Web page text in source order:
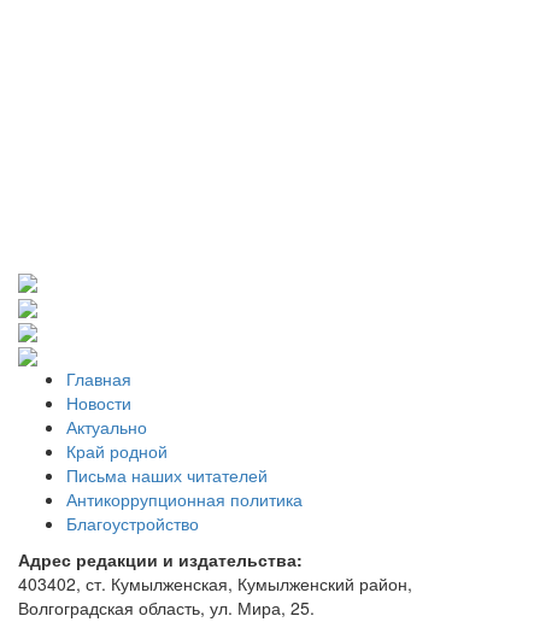
Главная
Новости
Актуально
Край родной
Письма наших читателей
Антикоррупционная политика
Благоустройство
Адрес редакции и издательства:
403402, ст. Кумылженская, Кумылженский район,
Волгоградская область, ул. Мира, 25.